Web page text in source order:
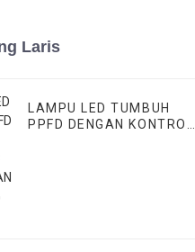
Laris
LAMPU LED TUMBUH
PPFD DENGAN KONTROL